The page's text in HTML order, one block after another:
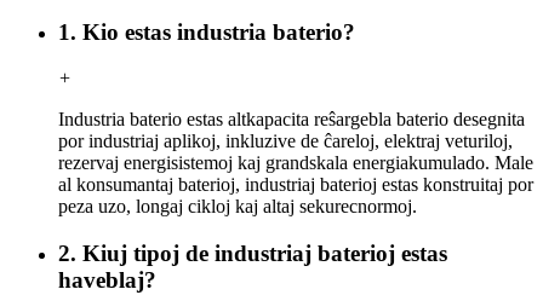
1. Kio estas industria baterio?
+
Industria baterio estas altkapacita reŝargebla baterio desegnita
por industriaj aplikoj, inkluzive de ĉareloj, elektraj veturiloj,
rezervaj energisistemoj kaj grandskala energiakumulado. Male
al konsumantaj baterioj, industriaj baterioj estas konstruitaj por
peza uzo, longaj cikloj kaj altaj sekurecnormoj.
2. Kiuj tipoj de industriaj baterioj estas
haveblaj?